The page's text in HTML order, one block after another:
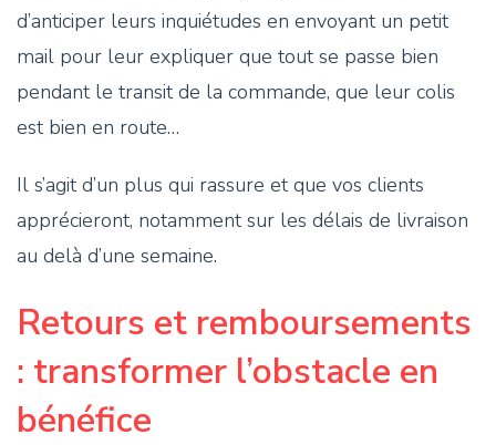
d’anticiper leurs inquiétudes en envoyant un petit
mail pour leur expliquer que tout se passe bien
pendant le transit de la commande, que leur colis
est bien en route…
Il s’agit d’un plus qui rassure et que vos clients
apprécieront, notamment sur les délais de livraison
au delà d’une semaine.
Retours et remboursements
: transformer l’obstacle en
bénéfice